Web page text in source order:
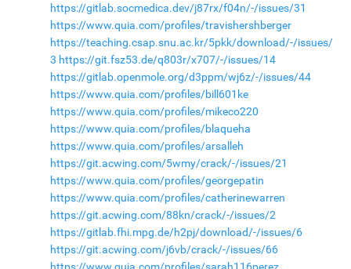
https://gitlab.socmedica.dev/j87rx/f04n/-/issues/31
https://www.quia.com/profiles/travishershberger
https://teaching.csap.snu.ac.kr/5pkk/download/-/issues/
3 https://git.fsz53.de/q803r/x707/-/issues/14
https://gitlab.openmole.org/d3ppm/wj6z/-/issues/44
https://www.quia.com/profiles/bill601ke
https://www.quia.com/profiles/mikeco220
https://www.quia.com/profiles/blaqueha
https://www.quia.com/profiles/arsalleh
https://git.acwing.com/5wmy/crack/-/issues/21
https://www.quia.com/profiles/georgepatin
https://www.quia.com/profiles/catherinewarren
https://git.acwing.com/88kn/crack/-/issues/2
https://gitlab.fhi.mpg.de/h2pj/download/-/issues/6
https://git.acwing.com/j6vb/crack/-/issues/66